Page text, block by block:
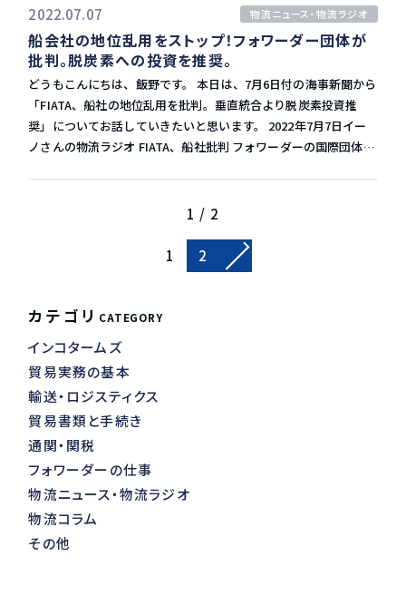
れましたが、依然としてコロナパンデミック前のレベルをはるか
に上回っています。 先週の待ち時間は、ロッテルダムで56時間、
アントワープで51時間でした。 欧州の鉄道貨物も6月を通じて大
きな混乱に直面しており、ドイツでは工事のため路線が閉鎖さ
れ、列車の発着に影響が出て、ネットワーク全体のバランスが崩
れています。 輸入量は減少 コンテナ貿易統計（CTS）の最新デー
タによると、今年1〜4月の北欧および地中海へのコンテナ輸入量
るなか、アナリストは需要はさらに減少していく警告していま
混雑を緩和する効果はほとんどないようです。 港湾混雑の理由
Sea-Intelligenceのアナリストによると、ターミナル混雑の主な
アジア-北ヨーロッパ間の定時運航の信頼性は25.7%で、わずか4
とになります。 北欧貿易のスケジュールの信頼性は、昨年の27パ
ーセントに比べ、2022年の最初の5ヶ月間で平均18パーセントと
なっています。 寄港数の大幅増加 このスケジュールの乱れに加
えて、コールサイズ（1回の寄港で船舶に乗り降りするコンテナ
の量）の増大があります。 北欧の港では今年、寄港数が大幅に増
加し、港湾に到着する船の量が増え、これがターミナルの処理能
力に大きな負担をかけています。 よって、ハブ港での平均停泊時
間が伸びています。 様々な要因で港湾の混雑が発生しています
が、今後のクリスマス商戦に向けて、さらなる混乱が予想されま
す。 今後もヨーロッパの状況に注目していきたいと思います。
の副社長はTOBの狙いについて、「人の動きに左右されない事業
の育成・強化を図る」と述べています。 近鉄エクスプレスは12日
に近鉄GHDの連結子会社になります。 近鉄GHDの収益は鉄道やレ
ジャー、流通など消費者向けが主力ですが、近鉄エクスプレスの
国際物流事業を取りこむことで法人向けの売上比率を高める方針
です。 また、近鉄エクスプレスの海外拠点を生かして不動産事業
などで海外進出にもつなげたい考えです。 ２社の決算 近鉄GHD
は5月に2023年3月期の連結純利益が、前期比37%減の270億円に
なるとの見通しです。 一方、近鉄エクスプレスは2023年3月期の
が、近鉄GHDは消費者向けのため、コロナ渦から消費者がまだ完
全に戻ってきていないことが影響しているようです。 近鉄エクス
が、今後は親会社が出来ることで、どうなっていくのでしょう
か。 注目していきたいと思います。
2022.07.07 物流ニュース・物流ラジオ
船会社の地位乱用をストップ！フォワーダー団体が
批判。脱炭素への投資を推奨。
どうもこんにちは、飯野です。 本日は、7月6日付の海事新聞から
「FIATA、船社の地位乱用を批判。垂直統合より脱炭素投資推
奨」についてお話していきたいと思います。 2022年7月7日イー
ノさんの物流ラジオ FIATA、船社批判 フォワーダーの国際団体
日、「海運会社が市場での支配的な地位を乱用している」と指摘
と合致しない、独禁法適用除外などと併せ、船社が自由競争をゆ
がめ、最終消費者に悪影響を与えていると批判しています。 そし
置を求めています。 また、過去2年で得られた巨額の利益を、ロ
投資するべきとしました。 フォワーダーの分野への進出 FIATAは
3大アライアンスが世界の海運市場の80%、東西基幹航路に限れ
ば95%を支配していると分析しています。 サプライチェーンが混
乱する中、海運会社がフォワーダーに対するサービスを削減・制
限しようとしていると説明しています。 エアーはエアフォワーダ
BCO（実荷主）と直接荷主と取引ができ、船会社は物流会社を買
収して陸に上がってきているため、フォワーダーの仕事がなくな
ってきています。 脱炭素への投資を推奨 IMOは海運業界の
GHG（温室効果ガス）排出量を2050年までに50%削減することを
1 / 2
1 2
カテゴリ CATEGORY
インコタームズ
貿易実務の基本
輸送・ロジスティクス
貿易書類と手続き
通関・関税
フォワーダーの仕事
物流ニュース・物流ラジオ
物流コラム
その他